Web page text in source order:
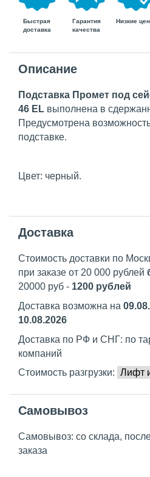
Быстрая
доставка
Гарантия
качества
Низкие
Описание
Подставка Промет под
46 EL выполнена в
Предусмотрена
подставке.
Цвет: черный.
Доставка
Стоимость доставки по
при заказе от 20 000 рублей
20000 руб - 1200 рублей
Доставка возможна на
10.08.2026
Доставка по РФ и СНГ: по
компаний
Стоимость разгрузки:
Самовывоз
Самовывоз: со склада,
заказа